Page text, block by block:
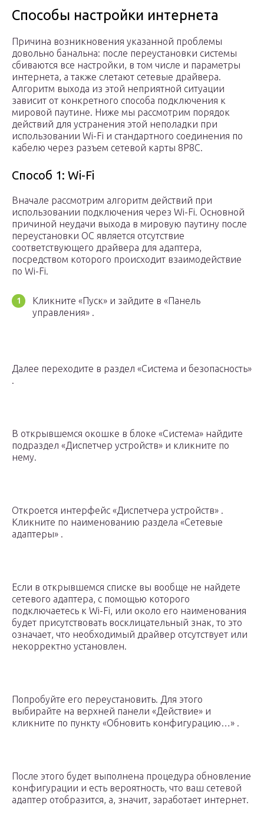
Способы настройки интернета
Причина возникновения указанной проблемы
довольно банальна: после переустановки системы
сбиваются все настройки, в том числе и параметры
интернета, а также слетают сетевые драйвера.
Алгоритм выхода из этой неприятной ситуации
зависит от конкретного способа подключения к
мировой паутине. Ниже мы рассмотрим порядок
действий для устранения этой неполадки при
использовании Wi-Fi и стандартного соединения по
кабелю через разъем сетевой карты 8P8C.
Способ 1: Wi-Fi
Вначале рассмотрим алгоритм действий при
использовании подключения через Wi-Fi. Основной
причиной неудачи выхода в мировую паутину после
переустановки ОС является отсутствие
соответствующего драйвера для адаптера,
посредством которого происходит взаимодействие
по Wi-Fi.
Кликните «Пуск» и зайдите в «Панель
управления» .
Далее переходите в раздел «Система и безопасность»
.
В открывшемся окошке в блоке «Система» найдите
подраздел «Диспетчер устройств» и кликните по
нему.
Откроется интерфейс «Диспетчера устройств» .
Кликните по наименованию раздела «Сетевые
адаптеры» .
Если в открывшемся списке вы вообще не найдете
сетевого адаптера, с помощью которого
подключаетесь к Wi-Fi, или около его наименования
будет присутствовать восклицательный знак, то это
означает, что необходимый драйвер отсутствует или
некорректно установлен.
Попробуйте его переустановить. Для этого
выбирайте на верхней панели «Действие» и
кликните по пункту «Обновить конфигурацию…» .
После этого будет выполнена процедура обновление
конфигурации и есть вероятность, что ваш сетевой
адаптер отобразится, а, значит, заработает интернет.